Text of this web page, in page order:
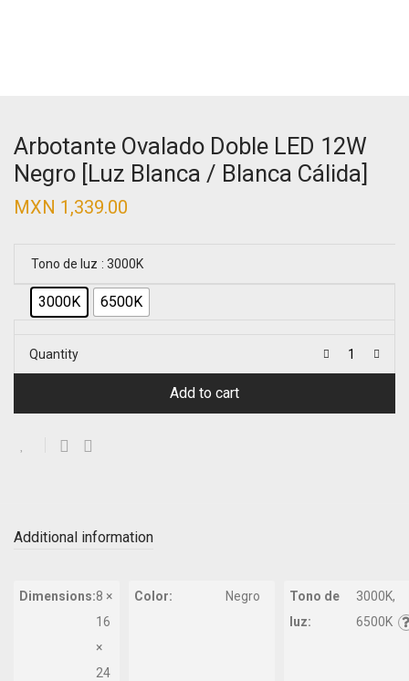
Arbotante Ovalado Doble LED 12W
Negro [Luz Blanca / Blanca Cálida]
MXN 1,339.00
Tono de luz : 3000K
3000K 6500K
Quantity
Add to cart
Additional information
Dimensions:8 ×
16
×
24
Color: Negro
Tono de
luz:
3000K,
6500K